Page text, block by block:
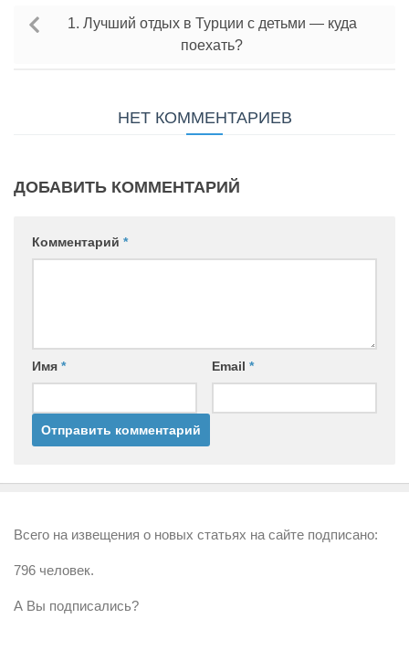
1. Лучший отдых в Турции с детьми — куда
поехать?
НЕТ КОММЕНТАРИЕВ
ДОБАВИТЬ КОММЕНТАРИЙ
Комментарий *
Имя * Email *
Всего на извещения о новых статьях на сайте подписано:
796 человек.
А Вы подписались?